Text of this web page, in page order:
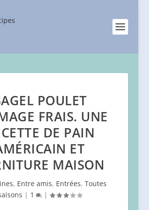
POULET
FRAIS. UNE
DE PAIN
ET
MAISON
, Entre amis, Entrées,Toutes
| 1 |